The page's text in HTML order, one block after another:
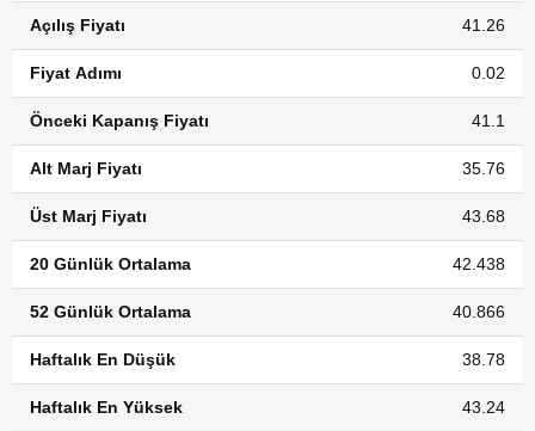
Açılış Fiyatı 41.26
Fiyat Adımı 0.02
Önceki Kapanış Fiyatı 41.1
Alt Marj Fiyatı 35.76
Üst Marj Fiyatı 43.68
20 Günlük Ortalama 42.438
52 Günlük Ortalama 40.866
Haftalık En Düşük 38.78
Haftalık En Yüksek 43.24